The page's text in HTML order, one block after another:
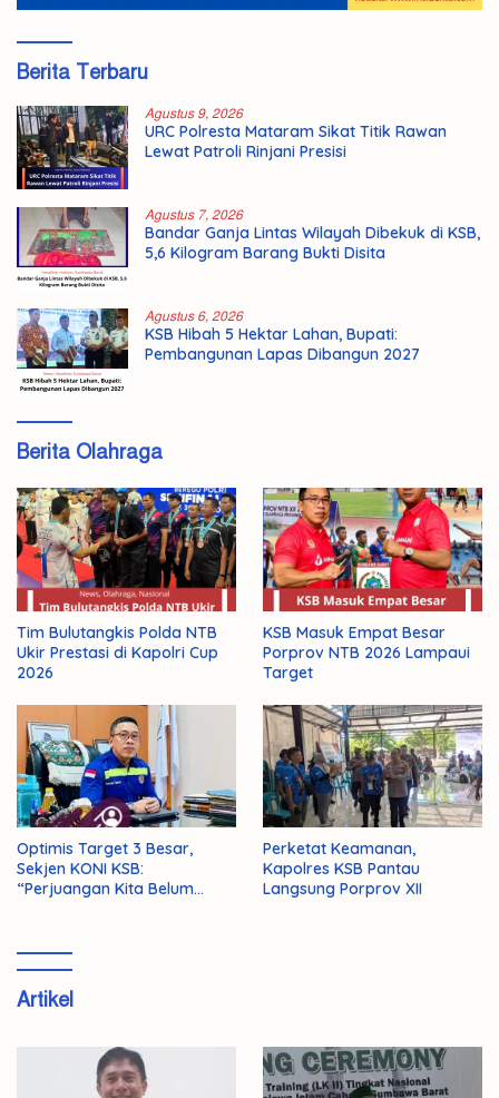
Berita Terbaru
Agustus 9, 2026
URC Polresta Mataram Sikat Titik Rawan
Lewat Patroli Rinjani Presisi
Agustus 7, 2026
Bandar Ganja Lintas Wilayah Dibekuk di KSB,
5,6 Kilogram Barang Bukti Disita
Agustus 6, 2026
KSB Hibah 5 Hektar Lahan, Bupati:
Pembangunan Lapas Dibangun 2027
Berita Olahraga
Tim Bulutangkis Polda NTB
Ukir Prestasi di Kapolri Cup
2026
KSB Masuk Empat Besar
Porprov NTB 2026 Lampaui
Target
Optimis Target 3 Besar,
Sekjen KONI KSB:
“Perjuangan Kita Belum
Perketat Keamanan,
Kapolres KSB Pantau
Langsung Porprov XII
Artikel